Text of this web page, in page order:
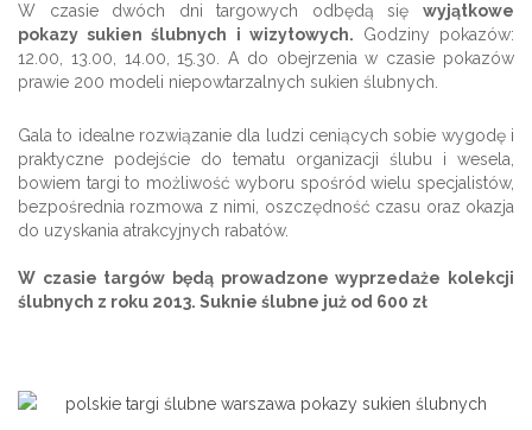
W czasie dwóch dni targowych odbędą się wyjątkowe
pokazy sukien ślubnych i wizytowych. Godziny pokazów:
12.00, 13.00, 14.00, 15.30. A do obejrzenia w czasie pokazów
prawie 200 modeli niepowtarzalnych sukien ślubnych.
Gala to idealne rozwiązanie dla ludzi ceniących sobie wygodę i
praktyczne podejście do tematu organizacji ślubu i wesela,
bowiem targi to możliwość wyboru spośród wielu specjalistów,
bezpośrednia rozmowa z nimi, oszczędność czasu oraz okazja
do uzyskania atrakcyjnych rabatów.
W czasie targów będą prowadzone wyprzedaże kolekcji
ślubnych z roku 2013. Suknie ślubne już od 600 zł